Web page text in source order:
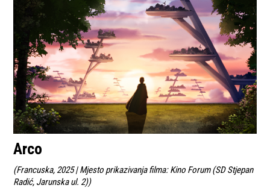
Arco
(Francuska, 2025 | Mjesto prikazivanja filma: Kino Forum (SD Stjepan
Radić, Jarunska ul. 2))